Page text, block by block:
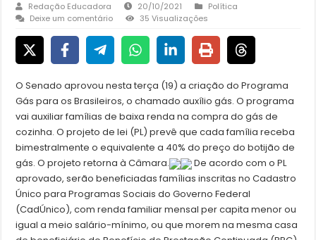
Redação Educadora 20/10/2021
Política
Deixe um comentário
35 Visualizações
O Senado aprovou nesta terça (19) a criação do Programa
Gás para os Brasileiros, o chamado auxílio gás. O programa
vai auxiliar famílias de baixa renda na compra do gás de
cozinha. O projeto de lei (PL) prevê que cada família receba
bimestralmente o equivalente a 40% do preço do botijão de
gás. O projeto retorna à Câmara.
De acordo com o PL
aprovado, serão beneficiadas famílias inscritas no Cadastro
Único para Programas Sociais do Governo Federal
(CadÚnico), com renda familiar mensal per capita menor ou
igual a meio salário-mínimo, ou que morem na mesma casa